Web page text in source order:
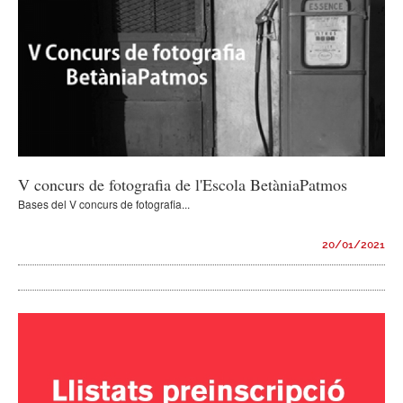
V concurs de fotografia de l'Escola BetàniaPatmos
Bases del V concurs de fotografia...
20/01/2021